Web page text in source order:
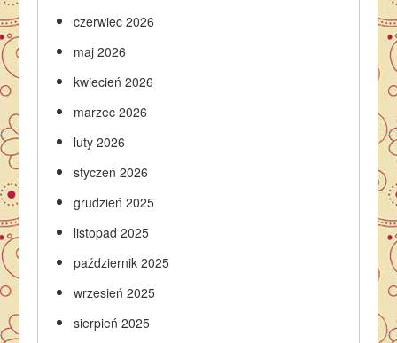
czerwiec 2026
maj 2026
kwiecień 2026
marzec 2026
luty 2026
styczeń 2026
grudzień 2025
listopad 2025
październik 2025
wrzesień 2025
sierpień 2025